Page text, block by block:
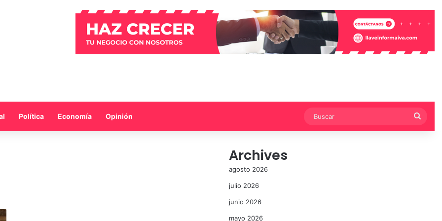
Política Economía Opinión
Archives
agosto 2026
julio 2026
junio 2026
mayo 2026